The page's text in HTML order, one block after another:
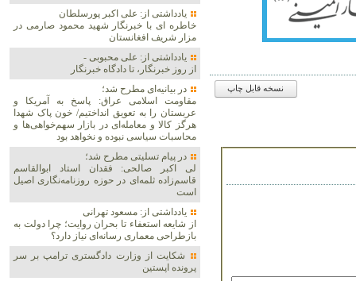
نسخه قابل چاپ
یادداشتی از: علی اکبر پورسلطان
خاطره ای با خبرنگار شهید محمود صارمی در
مزار شریف افغانستان
یادداشتی از: علی محبوبی -
از روز خبرنگار، تا دادگاه خبرنگار
در بیانیه‌ای مطرح شد؛
مقاومت اسلامی عراق: پاسخ به آمریکا و
عربستان را به تعویق انداختیم/ خون پاک شهدا
هرگز کالا و معامله‌ای در بازار سهم‌خواهی‌ها و
محاسبات سیاسی نبوده و نخواهد بود
در پیام تسلیتی مطرح شد؛
لی اکبر صالحی: فقدان استاد ابوالقاسم
قاسم‌زاده ثلمه‌ای در حوزه روزنامه‌نگاری اصیل
است
یادداشتی از: مسعود تهرانی
از شایعه استعفاء تا بحران روایت؛ چرا دولت به
بازطراحی معماری رسانه‌ای نیاز دارد؟
شکایت از وزارت دادگستری ترامپ بر سر
پرونده اپستین